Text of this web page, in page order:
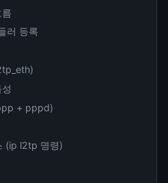
러 등록
+ pppd)
(ip l2tp 명령)